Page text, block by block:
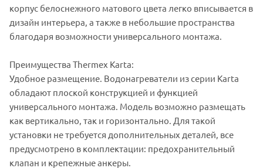
корпус белоснежного матового цвета легко вписывается в
дизайн интерьера, а также в небольшие пространства
благодаря возможности универсального монтажа.
Преимущества Thermex Karta:
Удобное размещение. Водонагреватели из серии Karta
обладают плоской конструкцией и функцией
универсального монтажа. Модель возможно размещать
как вертикально, так и горизонтально. Для такой
установки не требуется дополнительных деталей, все
предусмотрено в комплектации: предохранительный
клапан и крепежные анкеры.